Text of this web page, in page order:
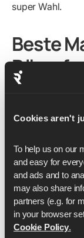
Cookies aren't
To help us on our
and easy for
and ads and to
may also share
partners (e.g. for
Cookie Policy.
super Wahl.
Beste
wünschen.
Max-gepolsterte
beliebtesten
und das aus
finden Marken
zu packen,
die Stabilität